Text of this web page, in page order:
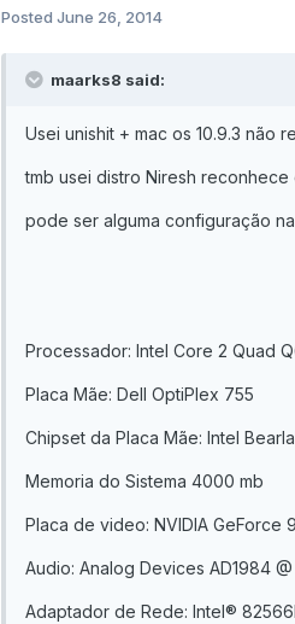
Posted June 26, 2014
maarks8 said:
Usei unishit + mac os 10.9.3 não
tmb usei distro Niresh
pode ser alguma configuração
Processador: Intel Core 2 Quad
Placa Mãe: Dell OptiPlex 755
Chipset da Placa Mãe: Intel
Memoria do Sistema 4000 mb
Placa de video: NVIDIA GeForce
Audio: Analog Devices AD1984
Adaptador de Rede: Intel®